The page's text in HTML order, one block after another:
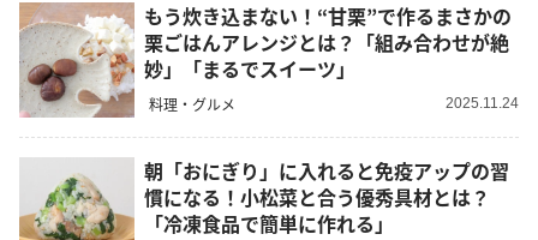
もう炊き込まない！“甘栗”で作るまさかの
栗ごはんアレンジとは？「組み合わせが絶
妙」「まるでスイーツ」
料理・グルメ 2025.11.24
朝「おにぎり」に入れると免疫アップの習
慣になる！小松菜と合う優秀具材とは？
「冷凍食品で簡単に作れる」